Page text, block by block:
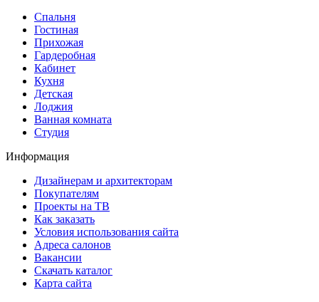
Спальня
Гостиная
Прихожая
Гардеробная
Кабинет
Кухня
Детская
Лоджия
Ванная комната
Студия
Информация
Дизайнерам и архитекторам
Покупателям
Проекты на ТВ
Как заказать
Условия использования сайта
Адреса салонов
Вакансии
Скачать каталог
Карта сайта